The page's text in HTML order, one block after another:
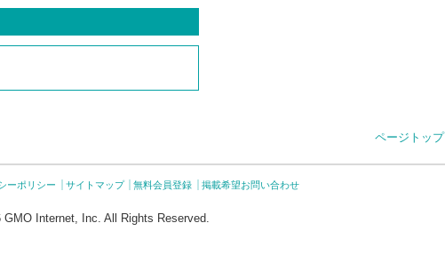
ページトップ
ーポリシー サイトマップ 無料会員登録 掲載希望お問い合わせ
GMO Internet, Inc. All Rights Reserved.